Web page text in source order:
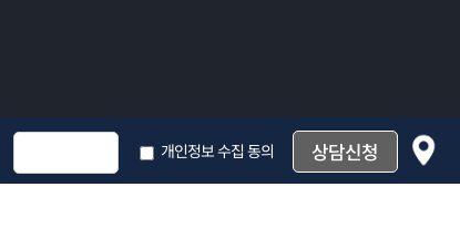
개인정보 수집 동의